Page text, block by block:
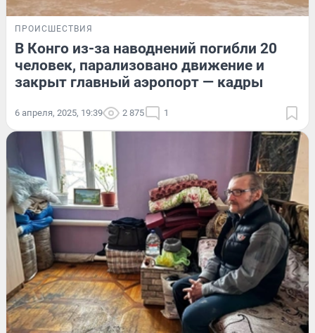
ПРОИСШЕСТВИЯ
В Конго из-за наводнений погибли 20
человек, парализовано движение и
закрыт главный аэропорт — кадры
6 апреля, 2025, 19:39 2 875 1